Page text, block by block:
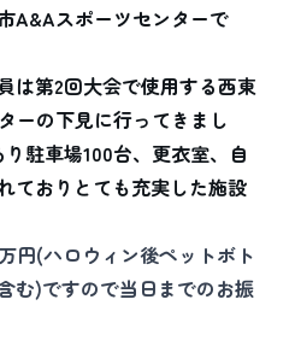
A&Aスポーツセンターで
は第2回大会で使用する西東
ーの下見に行ってきまし
駐車場100台、更衣室、自
ておりとても充実した施設
円(ハロウィン後ペットボト
む)ですので当日までのお振